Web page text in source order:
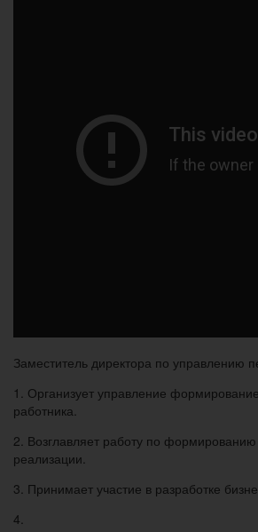
Заместитель директора по управлению
1. Организует управление
работника.
2. Возглавляет работу по
реализации.
3. Принимает участие в разработке
4.